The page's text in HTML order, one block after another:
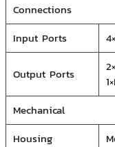
Connections
Input Ports
Output Ports
Mechanical
Housing